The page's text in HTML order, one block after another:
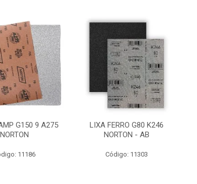
G150 9 A275
NORTON
11186
LIXA FERRO G80 K246
NORTON - AB
Código: 11303